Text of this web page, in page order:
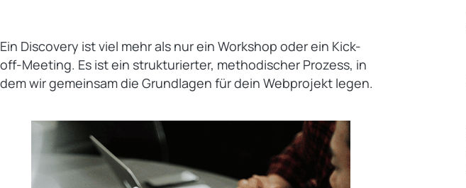
Ein Discovery ist viel mehr als nur ein Workshop oder ein Kick-
off-Meeting. Es ist ein strukturierter, methodischer Prozess, in
dem wir gemeinsam die Grundlagen für dein Webprojekt legen.